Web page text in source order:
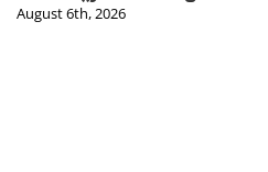
August 6th, 2026